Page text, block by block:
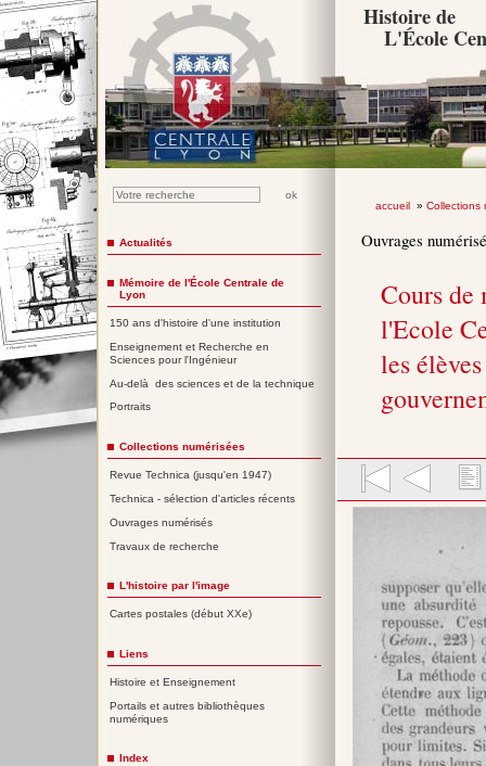
Histoire de
L'École
accueil» Collections
Ouvrages
Cours de
l'Ecole
les
Actualités
Mémoire de l'École Centrale de
Lyon
150 ans d'histoire d'une institution
Enseignement et Recherche en
Sciences pour l'Ingénieur
Au-delà des sciences et de la technique
Portraits
Collections numérisées
Revue Technica (jusqu'en 1947)
Technica - sélection d'articles récents
Ouvrages numérisés
Travaux de recherche
L'histoire par l'image
Cartes postales (début XXe)
Liens
Histoire et Enseignement
Portails et autres bibliothèques
numériques
Index